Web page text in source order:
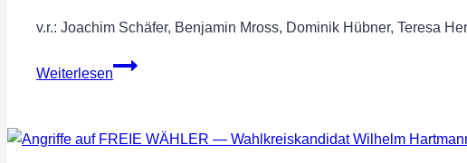
v.r.: Joachim Schäfer, Benjamin Mross, Dominik Hübner, Teresa
Weiterlesen
FREIE
Dill